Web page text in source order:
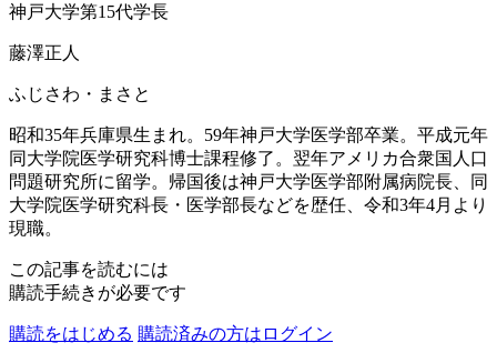
神戸大学第15代学長
藤澤正人
ふじさわ・まさと
昭和35年兵庫県生まれ。59年神戸大学医学部卒業。平成元年
同大学院医学研究科博士課程修了。翌年アメリカ合衆国人口
問題研究所に留学。帰国後は神戸大学医学部附属病院長、同
大学院医学研究科長・医学部長などを歴任、令和3年4月より
現職。
この記事を読むには
購読手続きが必要です
購読をはじめる 購読済みの方はログイン